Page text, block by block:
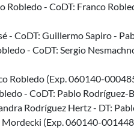
Robledo - CoDT: Franco
- CoDT: Guillermo Sapiro -
- CoDT: Sergio
Robledo (Exp. 060140-
- CoDT: Pablo
Rodríguez Hertz - DT:
(Exp. 060140-